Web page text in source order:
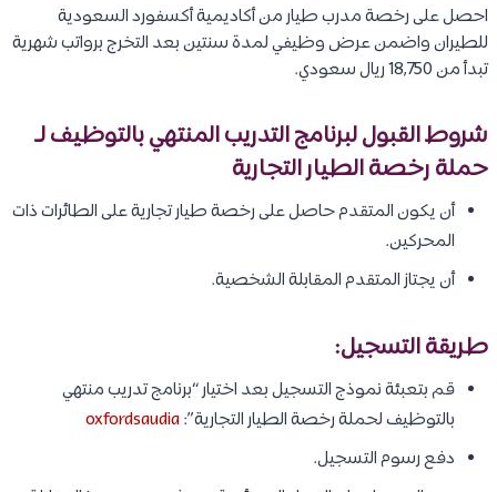
احصل على رخصة مدرب طيار من أكاديمية أكسفورد السعودية
للطيران واضمن عرض وظيفي لمدة سنتين بعد التخرج برواتب شهرية
تبدأ من 18,750 ريال سعودي.
شروط القبول لبرنامج التدريب المنتهي بالتوظيف لـ
حملة رخصة الطيار التجارية
أن يكون المتقدم حاصل على رخصة طيار تجارية على الطائرات ذات
المحركين.
أن يجتاز المتقدم المقابلة الشخصية.
طريقة التسجيل:
قم بتعبئة نموذج التسجيل بعد اختيار “برنامج تدريب منتهي
بالتوظيف لحملة رخصة الطيار التجارية”:oxfordsaudia
دفع رسوم التسجيل.